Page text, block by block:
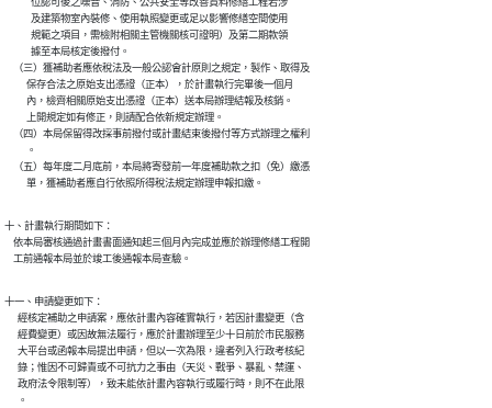
            位認可後之噪音、消防、公共安全等改善資料修繕工程若涉
            及建築物室內裝修、使用執照變更或足以影響修繕空間使用
            規範之項目，需檢附相關主管機關核可證明）及第二期款領
            據至本局核定後撥付。
    （三）獲補助者應依稅法及一般公認會計原則之規定，製作、取得及
          保存合法之原始支出憑證（正本），於計畫執行完畢後一個月
          內，檢齊相關原始支出憑證（正本）送本局辦理結報及核銷。
          上開規定如有修正，則請配合依新規定辦理。
    （四）本局保留得改採事前撥付或計畫結束後撥付等方式辦理之權利
          。
    （五）每年度二月底前，本局將寄發前一年度補助款之扣（免）繳憑
          單，獲補助者應自行依照所得稅法規定辦理申報扣繳。
十、計畫執行期間如下：
    依本局審核通過計畫書面通知起三個月內完成並應於辦理修繕工程開
    工前通報本局並於竣工後通報本局查驗。
十一、申請變更如下：
      經核定補助之申請案，應依計畫內容確實執行，若因計畫變更（含
      經費變更）或因故無法履行，應於計畫辦理至少十日前於市民服務
      大平台或函報本局提出申請，但以一次為限，違者列入行政考核紀
      錄；惟因不可歸責或不可抗力之事由（天災、戰爭、暴亂、禁運、
      政府法令限制等），致未能依計畫內容執行或履行時，則不在此限
      。